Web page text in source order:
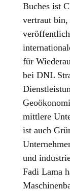
Buches ist
vertraut
für
bei DNL
mittlere
ist auch
und
Fadi Lama